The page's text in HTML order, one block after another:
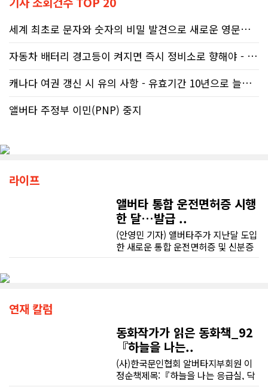
세계 최초로 문자와 숫자의 비밀 발견으로 새로운 영문법을 발명한 임성빈..
자동차 배터리 경고등이 켜지면 즉시 정비소로 향해야 - 주행중 차량 갑..
캐나다 여권 갱신 시 유의 사항 - 유효기간 10년으로 늘어나 편리
앨버타 주정부 이민(PNP) 중지
라이프
앨버타 통합 운전면허증 시행
한 달…발급 ..
(안영민 기자) 앨버타주가 지난달 도입
한 새로운 통합 운전면허증 및 신분증
운전면허증과 신분증에 시민권(또는
체류 자격) 정보와 앨버타 헬스케어 번
호(AHCN)를 함께 표기하는 통합 카드
를 발급하고 있다. 이에 따라 종이 건강
카드를 별도로 소지할 필요는 없어졌
연재 칼럼
동화작가가 읽은 동화책_92
『하늘을 나는..
(사)한국문인협회 알버타지부회원 이
정순책제목:『하늘을 나는 응급실, 닥